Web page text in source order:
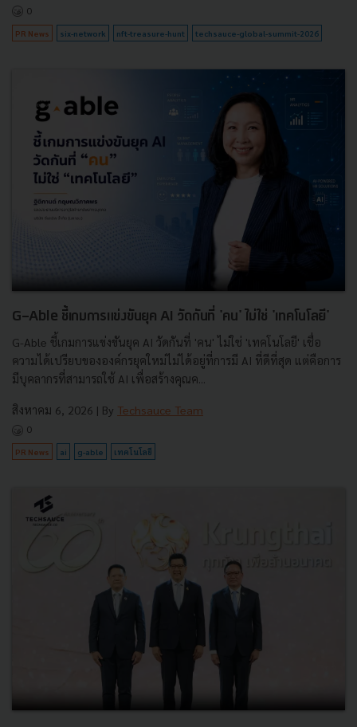
0
PR News six-network nft-treasure-hunt techsauce-global-summit-2026
G-Able ชี้เกมการแข่งขันยุค AI วัดกันที่ 'คน' ไม่ใช่ 'เทคโนโลยี'
G-Able ชี้เกมการแข่งขันยุค AI วัดกันที่ 'คน' ไม่ใช่ 'เทคโนโลยี' เชื่อ
ความได้เปรียบขององค์กรยุคใหม่ไม่ได้อยู่ที่การมี AI ที่ดีที่สุด แต่คือการ
มีบุคลากรที่สามารถใช้ AI เพื่อสร้างคุณค...
สิงหาคม 6, 2026 | By Techsauce Team
0
PR News ai g-able เทคโนโลยี